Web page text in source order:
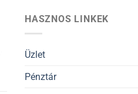
HASZNOS LINKEK
Üzlet
Pénztár